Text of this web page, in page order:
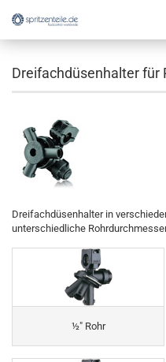
Dreifachdüsenhalter für
Dreifachdüsenhalter in
unterschiedliche
½" Rohr